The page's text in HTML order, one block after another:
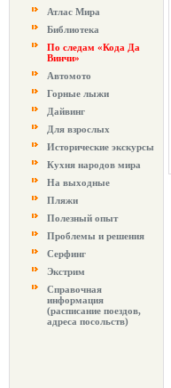
Атлас Мира
Библиотека
По следам «Кода Да
Винчи»
Автомото
Горные лыжи
Дайвинг
Для взрослых
Исторические экскурсы
Кухня народов мира
На выходные
Пляжи
Полезный опыт
Проблемы и решения
Серфинг
Экстрим
Справочная
информация
(расписание поездов,
адреса посольств)